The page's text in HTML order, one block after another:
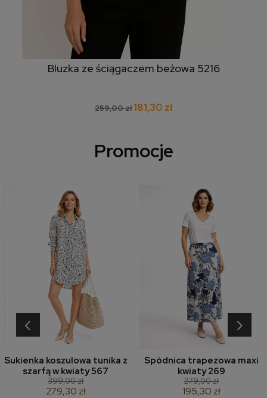
Bluzka ze ściągaczem beżowa 5216
259,00 zł 181,30 zł
Promocje
Sukienka koszulowa tunika z
szarfą w kwiaty 567
399,00 zł
279,30 zł
Spódnica trapezowa maxi
kwiaty 269
279,00 zł
195,30 zł
‹ ›